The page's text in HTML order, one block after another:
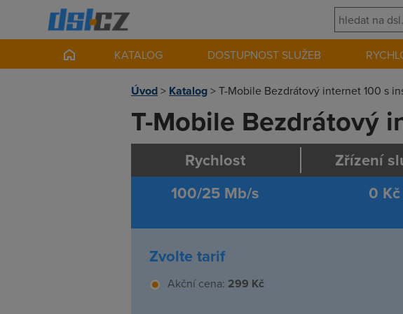
KATALOG DOSTUPNOST SLUŽEB
Úvod> Katalog>T-Mobile Bezdrátový internet 100 s
T-Mobile Bezdrátový
Rychlost
100/25 Mb/s
Zřízení
0 Kč
Zvolte tarif
Akční cena: 299 Kč